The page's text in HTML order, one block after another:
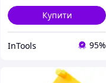
Купити
InTools 95%